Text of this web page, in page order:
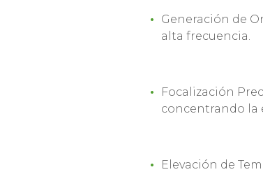
Generación de
alta frecuencia.
Focalización
concentrando la
Elevación de